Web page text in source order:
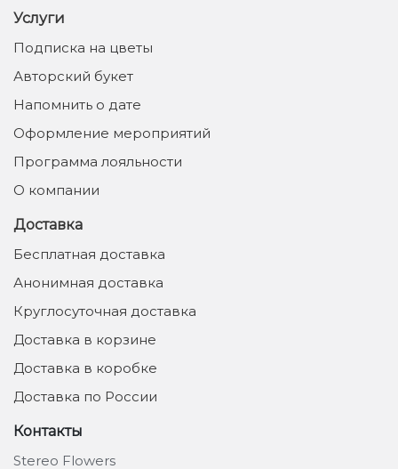
Услуги
Подписка на цветы
Авторский букет
Напомнить о дате
Оформление мероприятий
Программа лояльности
О компании
Доставка
Бесплатная доставка
Анонимная доставка
Круглосуточная доставка
Доставка в корзине
Доставка в коробке
Доставка по России
Контакты
Stereo Flowers